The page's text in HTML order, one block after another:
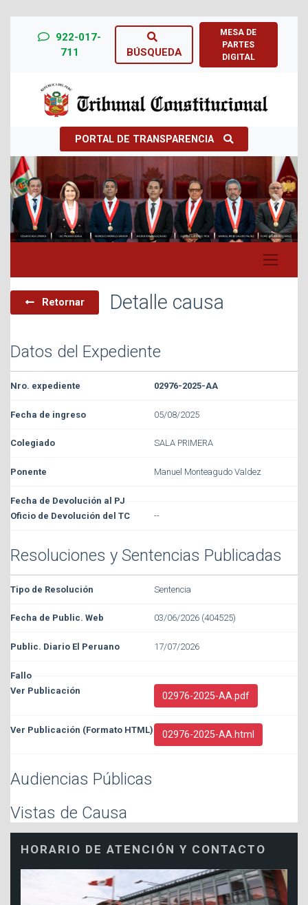
922-017-
711
BÚSQUEDA
MESA DE
PARTES
DIGITAL
PORTAL DE TRANSPARENCIA
Previous Next
Retornar Detalle causa
Datos del Expediente
02976-2025-AA
05/08/2025
SALA PRIMERA
Manuel Monteagudo Valdez
--
Resoluciones y Sentencias Publicadas
Sentencia
03/06/2026 (404525)
17/07/2026
02976-2025-AA.pdf
02976-2025-AA.html
Audiencias Públicas
Vistas de Causa
HORARIO DE ATENCIÓN Y CONTACTO